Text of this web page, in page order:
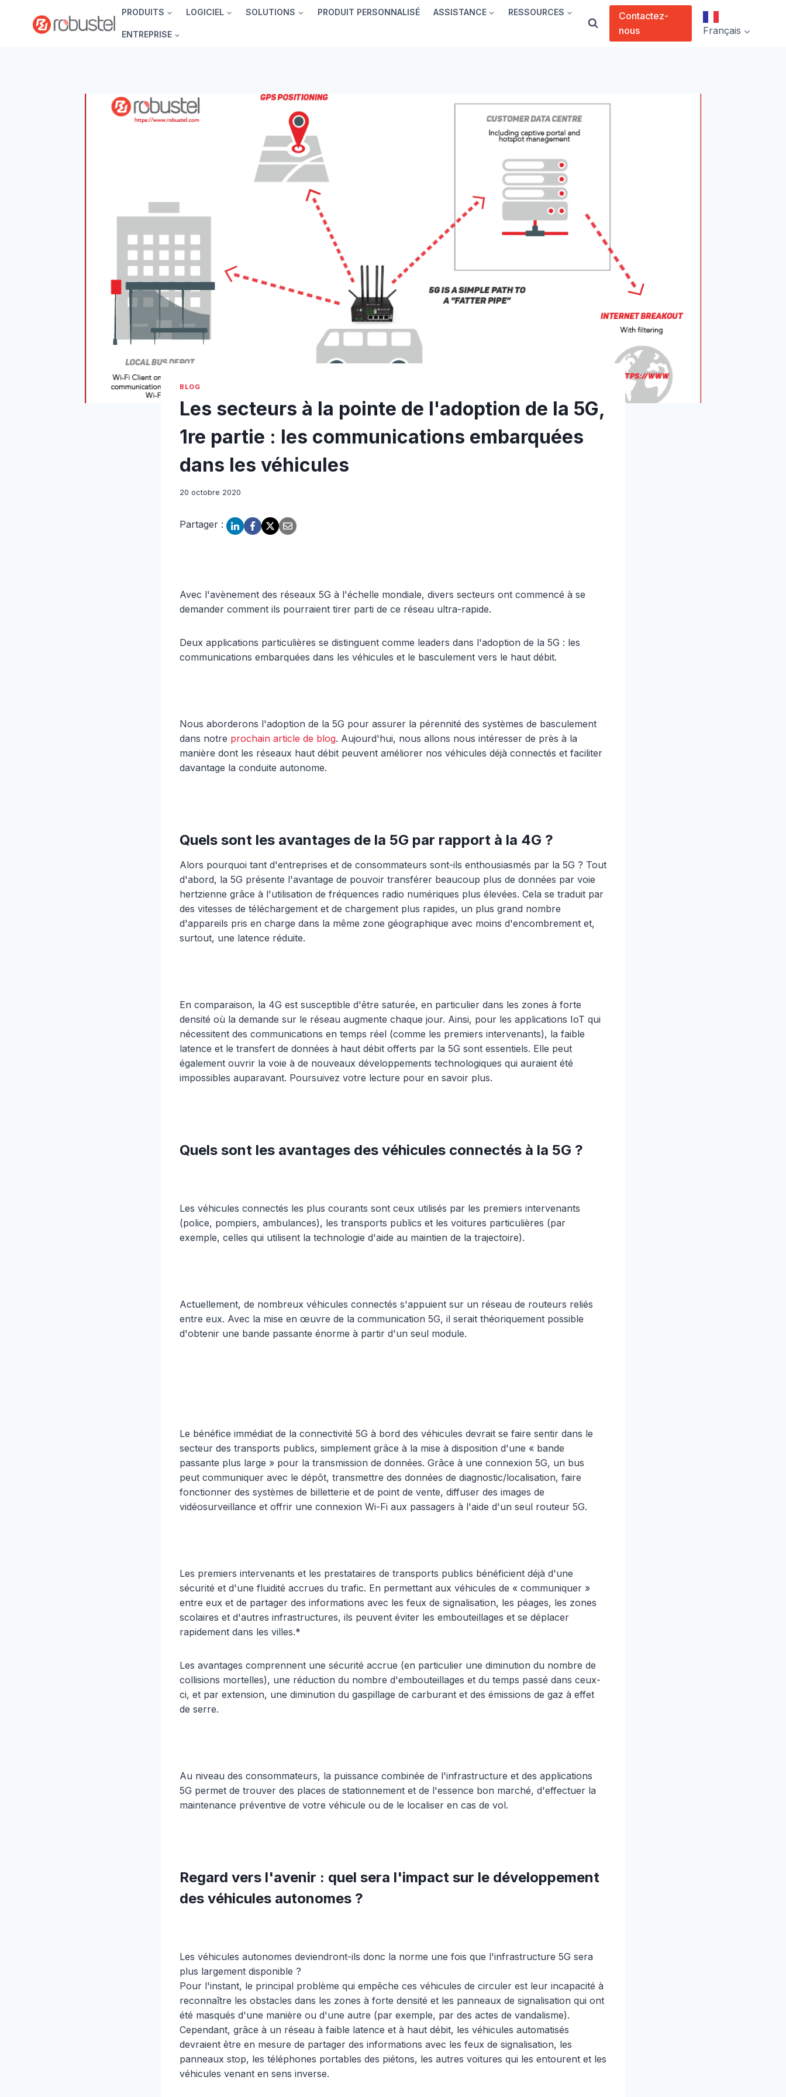
contenu
PRODUITS LOGICIEL SOLUTIONS PRODUIT PERSONNALISÉ ASSISTANCE RESSOURCES
ENTREPRISE
Contactez-
nous
Français
BLOG
Les secteurs à la pointe de l'adoption de la 5G,
1re partie : les communications embarquées
dans les véhicules
20 octobre 2020
Partager :
Avec l'avènement des réseaux 5G à l'échelle mondiale, divers secteurs ont commencé à se
demander comment ils pourraient tirer parti de ce réseau ultra-rapide.
Deux applications particulières se distinguent comme leaders dans l'adoption de la 5G : les
communications embarquées dans les véhicules et le basculement vers le haut débit.
Nous aborderons l'adoption de la 5G pour assurer la pérennité des systèmes de basculement
dans notre prochain article de blog. Aujourd'hui, nous allons nous intéresser de près à la
manière dont les réseaux haut débit peuvent améliorer nos véhicules déjà connectés et faciliter
davantage la conduite autonome.
Quels sont les avantages de la 5G par rapport à la 4G ?
Alors pourquoi tant d'entreprises et de consommateurs sont-ils enthousiasmés par la 5G ? Tout
d'abord, la 5G présente l'avantage de pouvoir transférer beaucoup plus de données par voie
hertzienne grâce à l'utilisation de fréquences radio numériques plus élevées. Cela se traduit par
des vitesses de téléchargement et de chargement plus rapides, un plus grand nombre
d'appareils pris en charge dans la même zone géographique avec moins d'encombrement et,
surtout, une latence réduite.
En comparaison, la 4G est susceptible d'être saturée, en particulier dans les zones à forte
densité où la demande sur le réseau augmente chaque jour. Ainsi, pour les applications IoT qui
nécessitent des communications en temps réel (comme les premiers intervenants), la faible
latence et le transfert de données à haut débit offerts par la 5G sont essentiels. Elle peut
également ouvrir la voie à de nouveaux développements technologiques qui auraient été
impossibles auparavant. Poursuivez votre lecture pour en savoir plus.
Quels sont les avantages des véhicules connectés à la 5G ?
Les véhicules connectés les plus courants sont ceux utilisés par les premiers intervenants
(police, pompiers, ambulances), les transports publics et les voitures particulières (par
exemple, celles qui utilisent la technologie d'aide au maintien de la trajectoire).
Actuellement, de nombreux véhicules connectés s'appuient sur un réseau de routeurs reliés
entre eux. Avec la mise en œuvre de la communication 5G, il serait théoriquement possible
d'obtenir une bande passante énorme à partir d'un seul module.
Le bénéfice immédiat de la connectivité 5G à bord des véhicules devrait se faire sentir dans le
secteur des transports publics, simplement grâce à la mise à disposition d'une « bande
passante plus large » pour la transmission de données. Grâce à une connexion 5G, un bus
peut communiquer avec le dépôt, transmettre des données de diagnostic/localisation, faire
fonctionner des systèmes de billetterie et de point de vente, diffuser des images de
vidéosurveillance et offrir une connexion Wi-Fi aux passagers à l'aide d'un seul routeur 5G.
Les premiers intervenants et les prestataires de transports publics bénéficient déjà d'une
sécurité et d'une fluidité accrues du trafic. En permettant aux véhicules de « communiquer »
entre eux et de partager des informations avec les feux de signalisation, les péages, les zones
scolaires et d'autres infrastructures, ils peuvent éviter les embouteillages et se déplacer
rapidement dans les villes.*
Les avantages comprennent une sécurité accrue (en particulier une diminution du nombre de
collisions mortelles), une réduction du nombre d'embouteillages et du temps passé dans ceux-
ci, et par extension, une diminution du gaspillage de carburant et des émissions de gaz à effet
de serre.
Au niveau des consommateurs, la puissance combinée de l'infrastructure et des applications
5G permet de trouver des places de stationnement et de l'essence bon marché, d'effectuer la
maintenance préventive de votre véhicule ou de le localiser en cas de vol.
Regard vers l'avenir : quel sera l'impact sur le développement
des véhicules autonomes ?
Les véhicules autonomes deviendront-ils donc la norme une fois que l'infrastructure 5G sera
plus largement disponible ?
Pour l'instant, le principal problème qui empêche ces véhicules de circuler est leur incapacité à
reconnaître les obstacles dans les zones à forte densité et les panneaux de signalisation qui ont
été masqués d'une manière ou d'une autre (par exemple, par des actes de vandalisme).
Cependant, grâce à un réseau à faible latence et à haut débit, les véhicules automatisés
devraient être en mesure de partager des informations avec les feux de signalisation, les
panneaux stop, les téléphones portables des piétons, les autres voitures qui les entourent et les
véhicules venant en sens inverse.